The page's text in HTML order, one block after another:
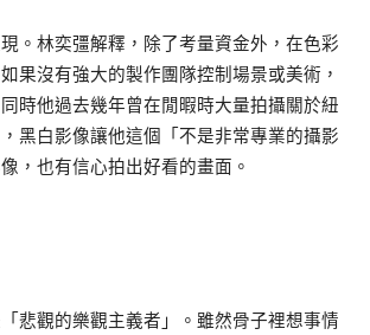
。林奕彊解釋，除了考量資金外，在色彩
果沒有強大的製作團隊控制場景或美術，
時他過去幾年曾在閒暇時大量拍攝關於紐
黑白影像讓他這個「不是非常專業的攝影
，也有信心拍出好看的畫面。
悲觀的樂觀主義者」。雖然骨子裡想事情